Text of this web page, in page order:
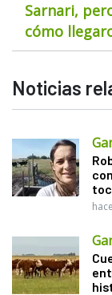
Sarnari,
cómo
Noticias